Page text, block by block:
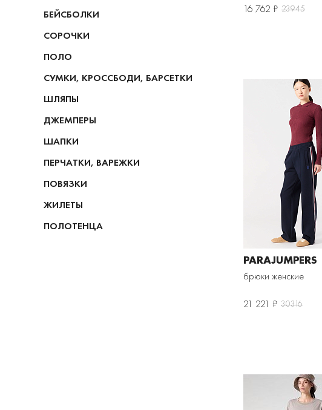
БЕЙСБОЛКИ
СОРОЧКИ
ПОЛО
СУМКИ, КРОССБОДИ, БАРСЕТКИ
ШЛЯПЫ
ДЖЕМПЕРЫ
ШАПКИ
ПЕРЧАТКИ, ВАРЕЖКИ
ПОВЯЗКИ
ЖИЛЕТЫ
ПОЛОТЕНЦА
16 762 ₽ 23945
PARAJUMPERS
брюки женские
21 221 ₽ 30316